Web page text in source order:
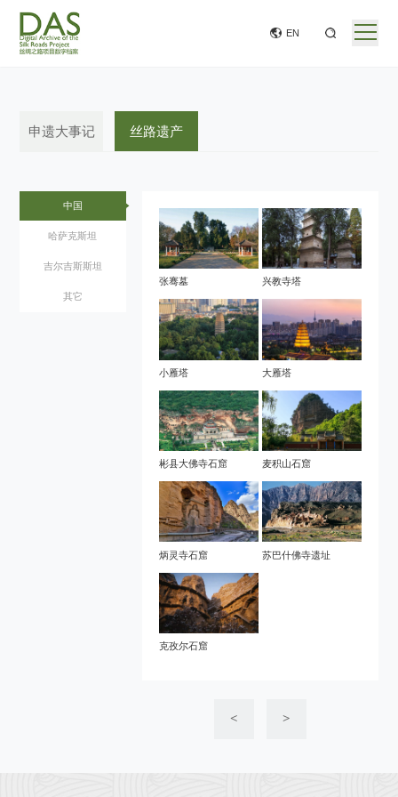
EN
申遗大事记 丝路遗产
中国
哈萨克斯坦
吉尔吉斯斯坦
其它
张骞墓 兴教寺塔
小雁塔 大雁塔
彬县大佛寺石窟 麦积山石窟
炳灵寺石窟 苏巴什佛寺遗址
克孜尔石窟
< >